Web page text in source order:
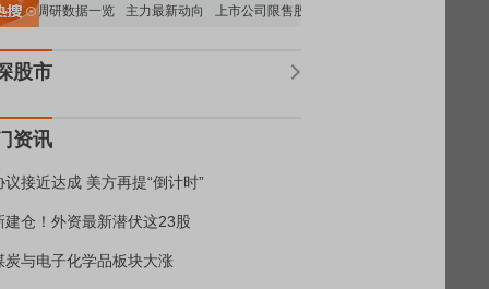
构调研数据一览 主力最新动向 上市公司限售股解禁一览
股市
资讯
议接近达成 美方再提“倒计时”
建仓！外资最新潜伏这23股
炭与电子化学品板块大涨